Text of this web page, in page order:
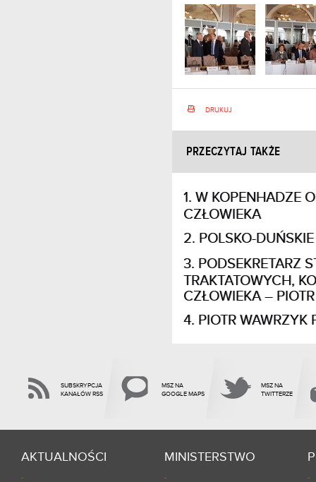
DRUKUJ
PRZECZYTAJ TAKŻE
W KOPENHADZE
CZŁOWIEKA
POLSKO-
PODSEKRETARZ
TRAKTATOWYCH,
CZŁOWIEKA –
PIOTR WAWRZYK
SUBSKRYPCJA
KANAŁÓW RSS
MSZ NA
GOOGLE MAPS
MSZ NA
TWITTERZE
AKTUALNOŚCI MINISTERSTWO